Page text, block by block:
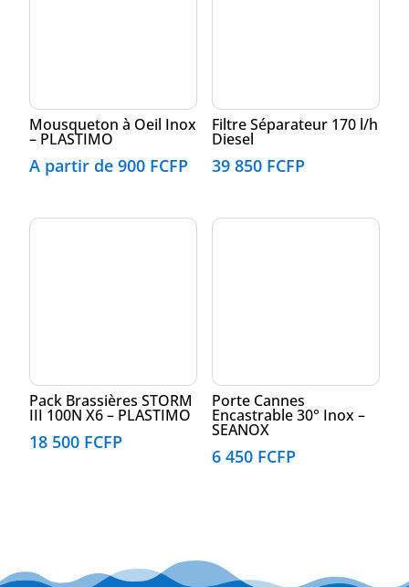
Mousqueton à Oeil Inox
– PLASTIMO
A partir de900 FCFP
Filtre Séparateur 170 l/h
Diesel
39 850 FCFP
Pack Brassières STORM
III 100N X6 – PLASTIMO
18 500 FCFP
Porte Cannes
Encastrable 30° Inox –
SEANOX
6 450 FCFP